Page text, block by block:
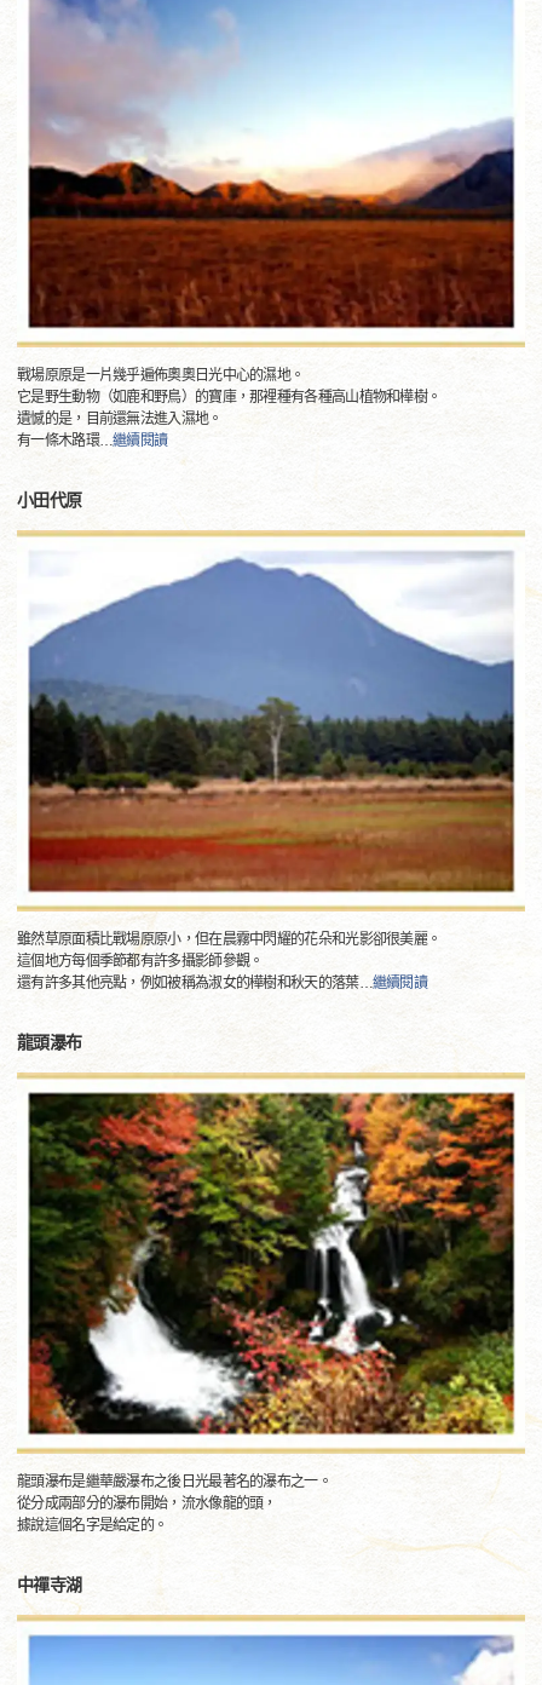
戰場原原是一片幾乎遍佈奧奧日光中心的濕地。
它是野生動物（如鹿和野鳥）的寶庫，那裡種有各種高山植物和樺樹。
遺憾的是，目前還無法進入濕地。
有一條木路環…繼續閱讀
小田代原
雖然草原面積比戰場原原小，但在晨霧中閃耀的花朵和光影卻很美麗。
這個地方每個季節都有許多攝影師參觀。
還有許多其他亮點，例如被稱為淑女的樺樹和秋天的落葉…繼續閱讀
龍頭瀑布
龍頭瀑布是繼華嚴瀑布之後日光最著名的瀑布之一。
從分成兩部分的瀑布開始，流水像龍的頭，
據說這個名字是給定的。
中禪寺湖